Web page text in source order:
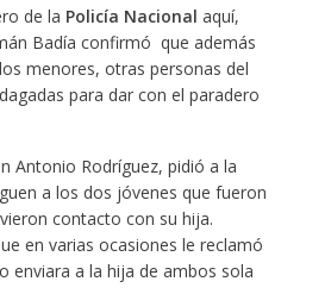
de la Policía Nacional aquí,
Badía confirmó que además
menores, otras personas del
para dar con el paradero
Antonio Rodríguez, pidió a la
a los dos jóvenes que fueron
contacto con su hija.
en varias ocasiones le reclamó
enviara a la hija de ambos sola